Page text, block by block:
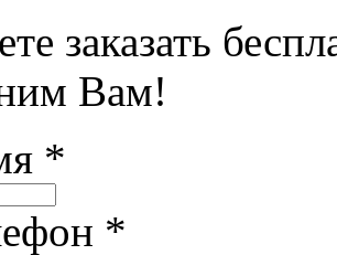
заказать
Вам!
*
*